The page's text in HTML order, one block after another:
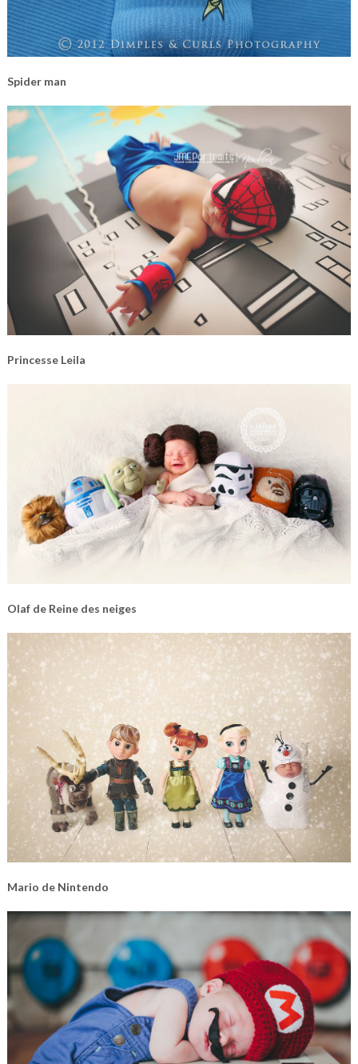
Spider man
Princesse Leila
Olaf de Reine des neiges
Mario de Nintendo